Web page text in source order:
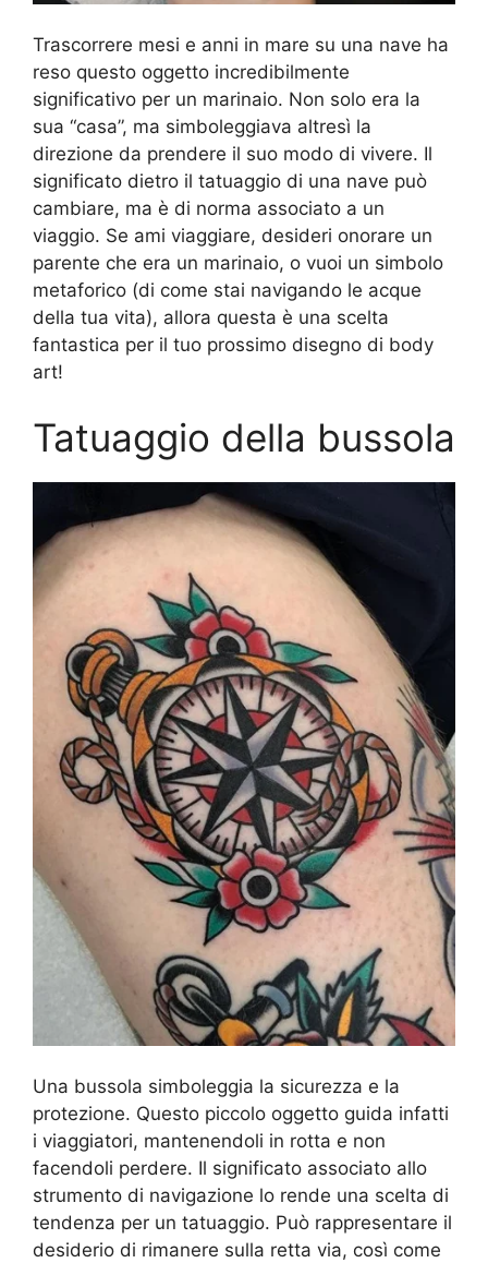
Trascorrere mesi e anni in mare su una nave ha
reso questo oggetto incredibilmente
significativo per un marinaio. Non solo era la
sua “casa”, ma simboleggiava altresì la
direzione da prendere il suo modo di vivere. Il
significato dietro il tatuaggio di una nave può
cambiare, ma è di norma associato a un
viaggio. Se ami viaggiare, desideri onorare un
parente che era un marinaio, o vuoi un simbolo
metaforico (di come stai navigando le acque
della tua vita), allora questa è una scelta
fantastica per il tuo prossimo disegno di body
art!
Tatuaggio della bussola
Una bussola simboleggia la sicurezza e la
protezione. Questo piccolo oggetto guida infatti
i viaggiatori, mantenendoli in rotta e non
facendoli perdere. Il significato associato allo
strumento di navigazione lo rende una scelta di
tendenza per un tatuaggio. Può rappresentare il
desiderio di rimanere sulla retta via, così come